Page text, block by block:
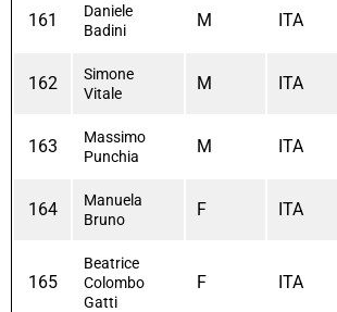
161
Daniele
Badini
M ITA
162
Simone
Vitale
M ITA
163
Massimo
Punchia
M ITA
164
Manuela
Bruno
F ITA
165
Beatrice
Colombo
Gatti
F ITA